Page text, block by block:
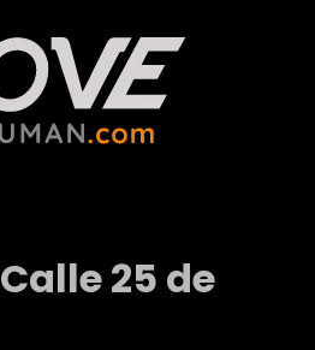
Calle 25 de